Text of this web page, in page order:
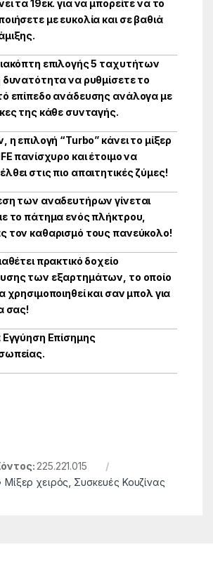
τα 19εκ. για να μπορείτε να το
με ευκολία και σε βαθιά
επιλογής 5 ταχυτήτων
δυνατότητα να ρυθμίσετε το
επίπεδο ανάδευσης ανάλογα με
της κάθε συνταγής.
η επιλογή “Turbo” κάνει το μίξερ
πανίσχυρο και έτοιμο να
στις πιο απαιτητικές ζύμες!
των αναδευτήρων γίνεται
το πάτημα ενός πλήκτρου,
τον καθαρισμό τους πανεύκολο!
πρακτικό δοχείο
των εξαρτημάτων, το οποίο
χρησιμοποιηθεί και σαν μπολ για
σας!
Εγγύηση Επίσημης
225.221.015
Μίξερ χειρός Συσκευές Κουζίνας